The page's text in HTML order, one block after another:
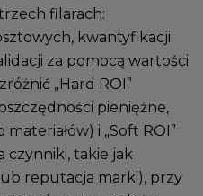
filarach:
kwantyfikacji
za pomocą wartości
„Hard ROI”
pieniężne,
i „Soft ROI”
czynniki, takie jak
reputacja marki), przy